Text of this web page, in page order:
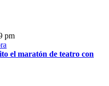
pm
el maratón de teatro con